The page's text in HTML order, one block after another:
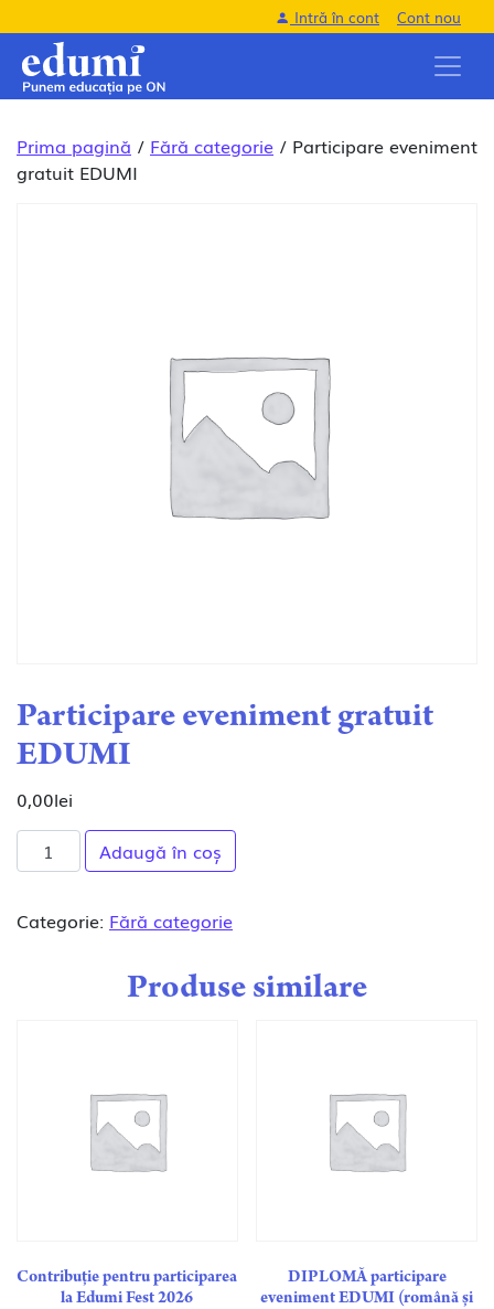
Intră în cont Cont nou
Prima pagină / Fără categorie / Participare eveniment
gratuit EDUMI
Participare eveniment gratuit
EDUMI
0,00lei
Cantitate Participare eveniment gratuit EDUMI
Adaugă în coș
Categorie: Fără categorie
Produse similare
Contribuție pentru participarea
la Edumi Fest 2026
DIPLOMĂ participare
eveniment EDUMI (română și